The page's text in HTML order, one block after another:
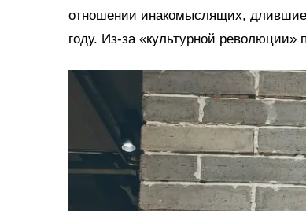
отношении инакомыслящих,
году. Из-за «культурной